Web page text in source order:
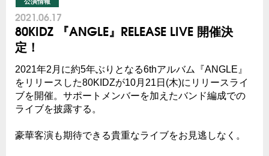
2021.06.17
80KIDZ 『ANGLE』RELEASE LIVE 開催決
定！
2021年2月に約5年ぶりとなる6thアルバム『ANGLE』
をリリースした80KIDZが10月21日(木)にリリースライ
ブを開催。サポートメンバーを加えたバンド編成での
ライブを披露する。
豪華客演も期待できる貴重なライブをお見逃しなく。